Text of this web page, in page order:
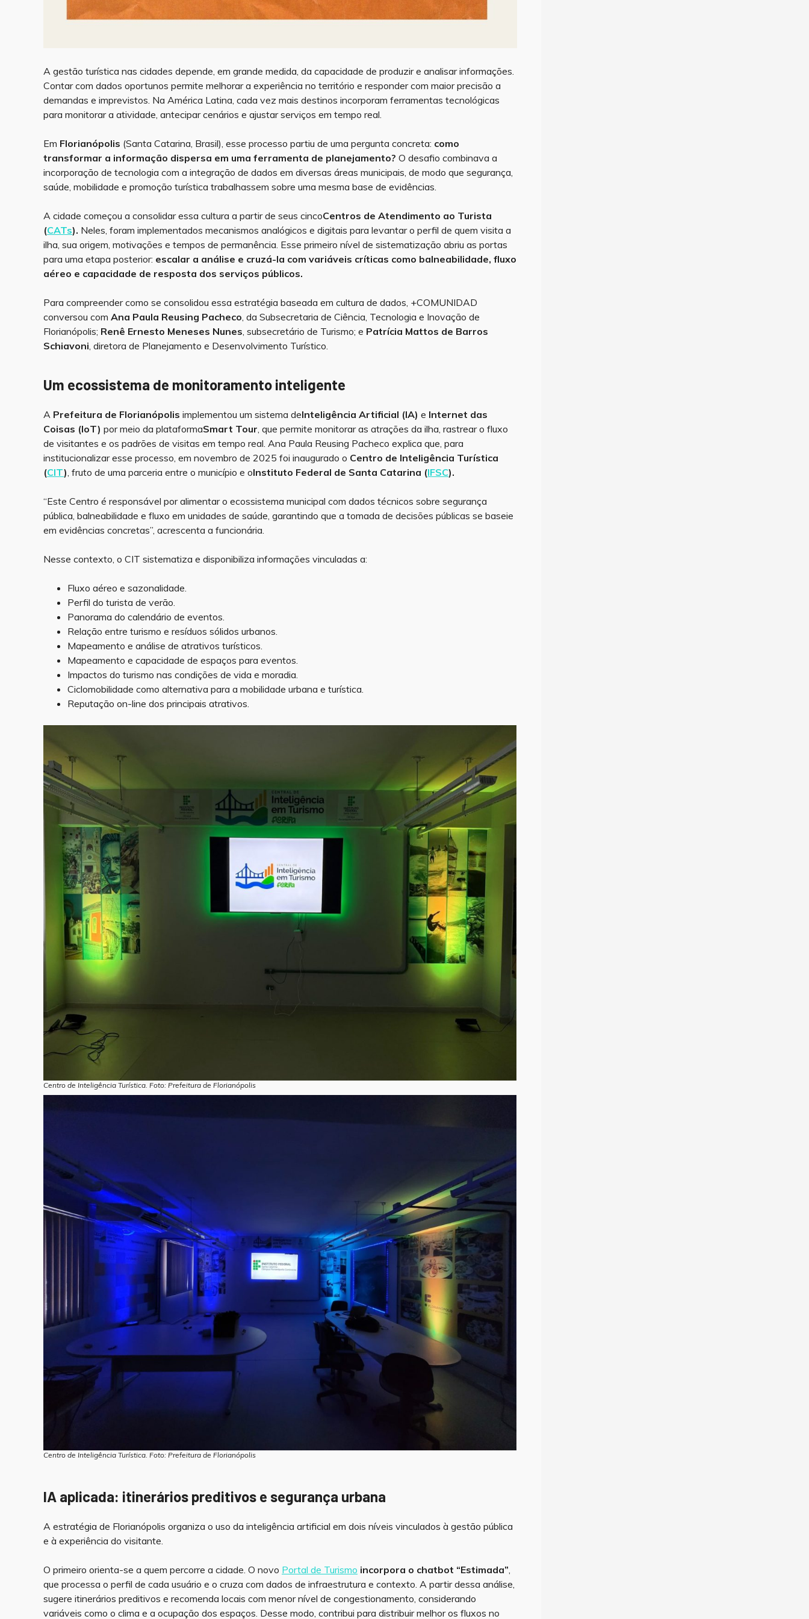
A gestão turística nas cidades depende, em grande medida, da capacidade de produzir e analisar informações.
Contar com dados oportunos permite melhorar a experiência no território e responder com maior precisão a
demandas e imprevistos. Na América Latina, cada vez mais destinos incorporam ferramentas tecnológicas
para monitorar a atividade, antecipar cenários e ajustar serviços em tempo real.
Em Florianópolis (Santa Catarina, Brasil), esse processo partiu de uma pergunta concreta: como
transformar a informação dispersa em uma ferramenta de planejamento?O desafio combinava a
incorporação de tecnologia com a integração de dados em diversas áreas municipais, de modo que segurança,
saúde, mobilidade e promoção turística trabalhassem sobre uma mesma base de evidências.
A cidade começou a consolidar essa cultura a partir de seus cincoCentros de Atendimento ao Turista
(CATs). Neles, foram implementados mecanismos analógicos e digitais para levantar o perfil de quem visita a
ilha, sua origem, motivações e tempos de permanência. Esse primeiro nível de sistematização abriu as portas
para uma etapa posterior: escalar a análise e cruzá-la com variáveis críticas como balneabilidade, fluxo
aéreo e capacidade de resposta dos serviços públicos.
Para compreender como se consolidou essa estratégia baseada em cultura de dados, +COMUNIDAD
conversou comAna Paula Reusing Pacheco, da Subsecretaria de Ciência, Tecnologia e Inovação de
Florianópolis; Renê Ernesto Meneses Nunes, subsecretário de Turismo; e Patrícia Mattos de Barros
Schiavoni, diretora de Planejamento e Desenvolvimento Turístico.
Um ecossistema de monitoramento inteligente
A Prefeitura de Florianópolis implementou um sistema deInteligência Artificial (IA) e Internet das
Coisas (IoT)por meio da plataformaSmart Tour, que permite monitorar as atrações da ilha, rastrear o fluxo
de visitantes e os padrões de visitas em tempo real. Ana Paula Reusing Pacheco explica que, para
institucionalizar esse processo, em novembro de 2025 foi inaugurado o Centro de Inteligência Turística
(CIT), fruto de uma parceria entre o município e oInstituto Federal de Santa Catarina (IFSC).
“Este Centro é responsável por alimentar o ecossistema municipal com dados técnicos sobre segurança
pública, balneabilidade e fluxo em unidades de saúde, garantindo que a tomada de decisões públicas se baseie
em evidências concretas”, acrescenta a funcionária.
Nesse contexto, o CIT sistematiza e disponibiliza informações vinculadas a:
Fluxo aéreo e sazonalidade.
Perfil do turista de verão.
Panorama do calendário de eventos.
Relação entre turismo e resíduos sólidos urbanos.
Mapeamento e análise de atrativos turísticos.
Mapeamento e capacidade de espaços para eventos.
Impactos do turismo nas condições de vida e moradia.
Ciclomobilidade como alternativa para a mobilidade urbana e turística.
Reputação on-line dos principais atrativos.
Centro de Inteligência Turística. Foto: Prefeitura de Florianópolis
Centro de Inteligência Turística. Foto: Prefeitura de Florianópolis
IA aplicada: itinerários preditivos e segurança urbana
A estratégia de Florianópolis organiza o uso da inteligência artificial em dois níveis vinculados à gestão pública
e à experiência do visitante.
O primeiro orienta-se a quem percorre a cidade. O novo Portal de Turismo incorpora o chatbot “Estimada”,
que processa o perfil de cada usuário e o cruza com dados de infraestrutura e contexto. A partir dessa análise,
sugere itinerários preditivos e recomenda locais com menor nível de congestionamento, considerando
variáveis como o clima e a ocupação dos espaços. Desse modo, contribui para distribuir melhor os fluxos no